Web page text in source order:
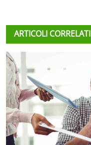
ARTICOLI CORRELATI